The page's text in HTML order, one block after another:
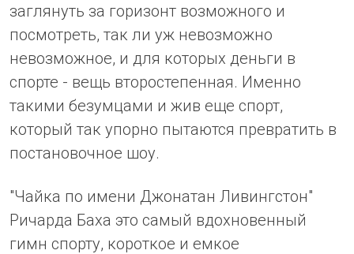
заглянуть за горизонт возможного и
посмотреть, так ли уж невозможно
невозможное, и для которых деньги в
спорте - вещь второстепенная. Именно
такими безумцами и жив еще спорт,
который так упорно пытаются превратить в
постановочное шоу.
"Чайка по имени Джонатан Ливингстон"
Ричарда Баха это самый вдохновенный
гимн спорту, короткое и емкое